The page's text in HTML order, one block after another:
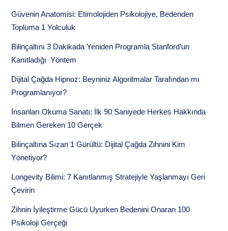
Güvenin Anatomisi: Etimolojiden Psikolojiye, Bedenden
Topluma 1 Yolculuk
Bilinçaltını 3 Dakikada Yeniden Programla Stanford’un
Kanıtladığı Yöntem
Dijital Çağda Hipnoz: Beyniniz Algoritmalar Tarafından mı
Programlanıyor?
İnsanları Okuma Sanatı: İlk 90 Saniyede Herkes Hakkında
Bilmen Gereken 10 Gerçek
Bilinçaltına Sızan 1 Gürültü: Dijital Çağda Zihnini Kim
Yönetiyor?
Longevity Bilimi: 7 Kanıtlanmış Stratejiyle Yaşlanmayı Geri
Çevirin
Zihnin İyileştirme Gücü Uyurken Bedenini Onaran 100
Psikoloji Gerçeği